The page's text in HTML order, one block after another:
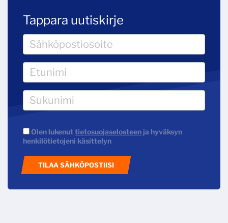
Tappara uutiskirje
Olen lukenuttietosuojaselosteen ja hyväksyn
henkilötietojeni käsittelyn
TILAA SÄHKÖPOSTIISI